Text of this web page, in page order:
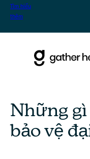
Tìm hiểu
thêm
Những
bảo vệ